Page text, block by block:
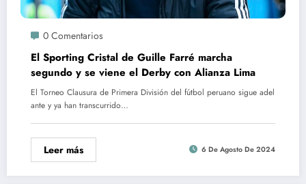
0 Comentarios
El Sporting Cristal de Guille Farré marcha
segundo y se viene el Derby con Alianza Lima
El Torneo Clausura de Primera División del fútbol peruano sigue adel
ante y ya han transcurrido…
Leer más 6 De Agosto De 2024